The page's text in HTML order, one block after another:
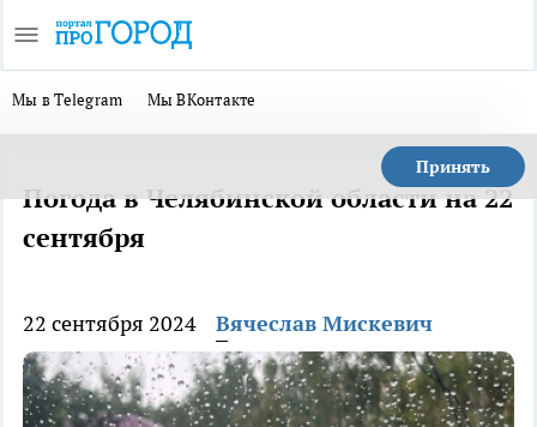
Мы в Telegram Мы ВКонтакте
Принять
Погода в Челябинской области на 22
сентября
22 сентября 2024 Вячеслав Мискевич